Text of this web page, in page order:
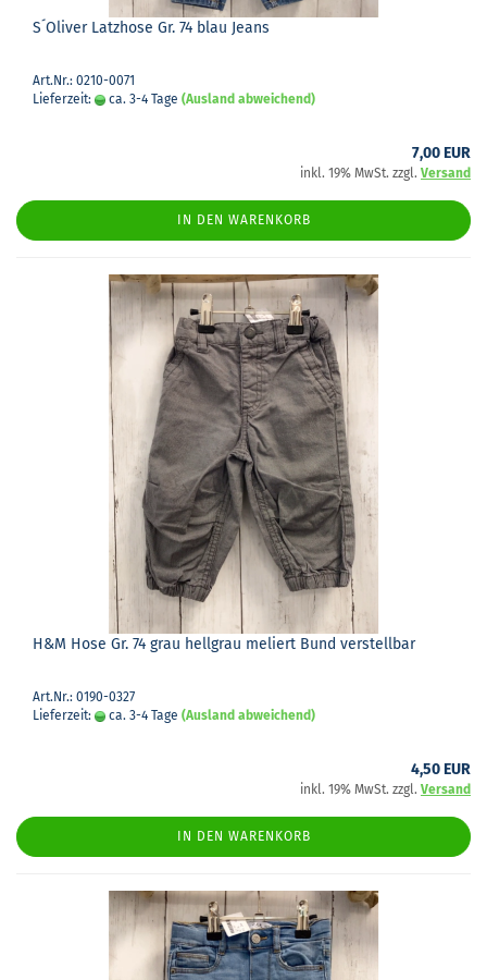
S´Oli­ver Latz­ho­se Gr. 74 blau Jeans
Art.Nr.: 0210-0071
Lieferzeit:
ca. 3-4 Tage (Ausland abweichend)
7,00 EUR
inkl. 19% MwSt. zzgl. Versand
IN DEN WARENKORB
H&M Hose Gr. 74 grau hell­grau me­liert Bund ver­stell­bar
Art.Nr.: 0190-0327
Lieferzeit:
ca. 3-4 Tage (Ausland abweichend)
4,50 EUR
inkl. 19% MwSt. zzgl. Versand
IN DEN WARENKORB